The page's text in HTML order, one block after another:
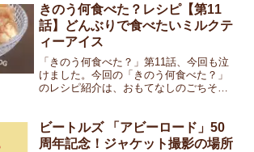
きのう何食べた？レシピ【第11
話】どんぶりで食べたいミルクテ
ィーアイス
「きのう何食べた？」第11話、今回も泣
けました。今回の「きのう何食べた？」
のレシピ紹介は、おもてなしのごちそう
る味でした！「きのう何食べた？」第11
話ではシロさんの涙よ...
ビートルズ 「アビーロード」50
周年記念！ジャケット撮影の場所